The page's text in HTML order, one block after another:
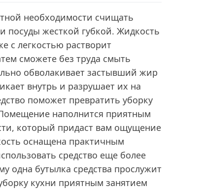
необходимости счищать
посуды жесткой губкой. Жидкость
с легкостью растворит
сможете без труда смыть
обволакивает застывший жир
внутрь и разрушает их на
поможет превратить уборку
наполнится приятным
который придаст вам ощущение
оснащена практичным
средство еще более
одна бутылка средства прослужит
кухни приятным занятием